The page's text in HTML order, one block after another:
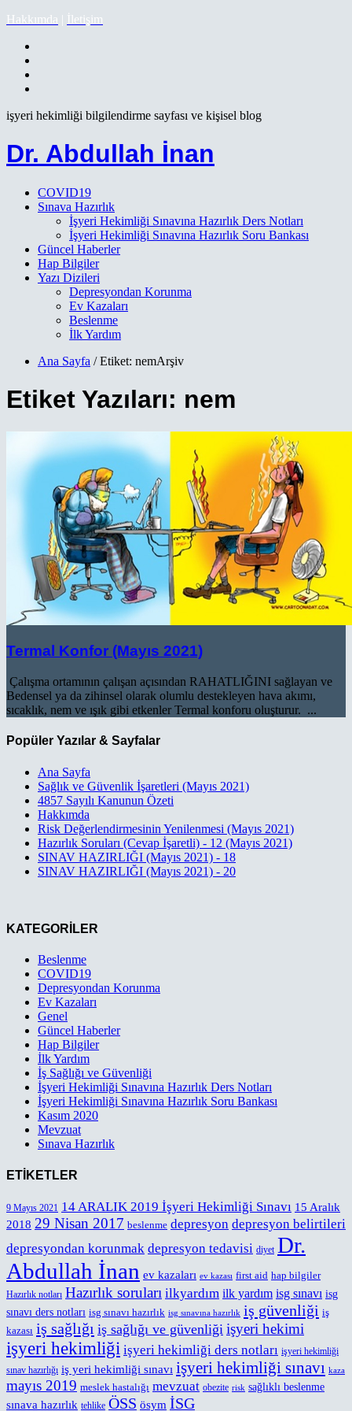
Hakkımda | İletişim
işyeri hekimliği bilgilendirme sayfası ve kişisel blog
Dr. Abdullah İnan
COVID19
Sınava Hazırlık
İşyeri Hekimliği Sınavına Hazırlık Ders Notları
İşyeri Hekimliği Sınavına Hazırlık Soru Bankası
Güncel Haberler
Hap Bilgiler
Yazı Dizileri
Depresyondan Korunma
Ev Kazaları
Beslenme
İlk Yardım
Ana Sayfa / Etiket: nemArşiv
Etiket Yazıları: nem
Termal Konfor (Mayıs 2021)
Çalışma ortamının çalışan açısından RAHATLIĞINI sağlayan ve
Bedensel ya da zihinsel olarak olumlu destekleyen hava akımı,
sıcaklık, nem ve ışık gibi etkenler Termal konforu oluşturur. ...
Popüler Yazılar & Sayfalar
Ana Sayfa
Sağlık ve Güvenlik İşaretleri (Mayıs 2021)
4857 Sayılı Kanunun Özeti
Hakkımda
Risk Değerlendirmesinin Yenilenmesi (Mayıs 2021)
Hazırlık Soruları (Cevap İşaretli) - 12 (Mayıs 2021)
SINAV HAZIRLIĞI (Mayıs 2021) - 18
SINAV HAZIRLIĞI (Mayıs 2021) - 20
KATEGORİLER
Beslenme
COVID19
Depresyondan Korunma
Ev Kazaları
Genel
Güncel Haberler
Hap Bilgiler
İlk Yardım
İş Sağlığı ve Güvenliği
İşyeri Hekimliği Sınavına Hazırlık Ders Notları
İşyeri Hekimliği Sınavına Hazırlık Soru Bankası
Kasım 2020
Mevzuat
Sınava Hazırlık
ETİKETLER
9 Mayıs 2021 14 ARALIK 2019 İşyeri Hekimliği Sınavı 15 Aralık
2018 29 Nisan 2017 beslenme depresyon depresyon belirtileri
depresyondan korunmak depresyon tedavisi diyet Dr.
Abdullah İnan ev kazaları ev kazası first aid hap bilgiler
Hazırlık notları Hazırlık soruları ilkyardım ilk yardım isg sınavı isg
sınavı ders notları isg sınavı hazırlık isg sınavına hazırlık iş güvenliği iş
kazası iş sağlığı iş sağlığı ve güvenliği işyeri hekimi
işyeri hekimliği işyeri hekimliği ders notları işyeri hekimliği
sınav hazırlığı iş yeri hekimliği sınavı işyeri hekimliği sınavı kaza
mayıs 2019 meslek hastalığı mevzuat obezite risk sağlıklı beslenme
sınava hazırlık tehlike ÖSS ösym İSG